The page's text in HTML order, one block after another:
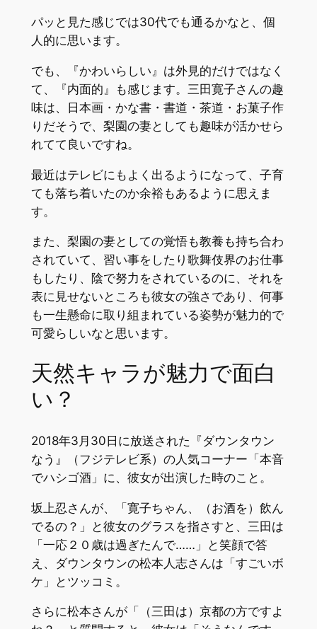
パッと見た感じでは30代でも通るかなと、個
人的に思います。
でも、『かわいらしい』は外見的だけではなく
て、『内面的』も感じます。三田寛子さんの趣
味は、日本画・かな書・書道・茶道・お菓子作
りだそうで、梨園の妻としても趣味が活かせら
れてて良いですね。
最近はテレビにもよく出るようになって、子育
ても落ち着いたのか余裕もあるように思えま
す。
また、梨園の妻としての覚悟も教養も持ち合わ
されていて、習い事をしたり歌舞伎界のお仕事
もしたり、陰で努力をされているのに、それを
表に見せないところも彼女の強さであり、何事
も一生懸命に取り組まれている姿勢が魅力的で
可愛らしいなと思います。
天然キャラが魅力で面白
い？
2018年3月30日に放送された『ダウンタウン
なう』（フジテレビ系）の人気コーナー「本音
でハシゴ酒」に、彼女が出演した時のこと。
坂上忍さんが、「寛子ちゃん、（お酒を）飲ん
でるの？」と彼女のグラスを指さすと、三田は
「一応２０歳は過ぎたんで……」と笑顔で答
え、ダウンタウンの松本人志さんは「すごいボ
ケ」とツッコミ。
さらに松本さんが「（三田は）京都の方ですよ